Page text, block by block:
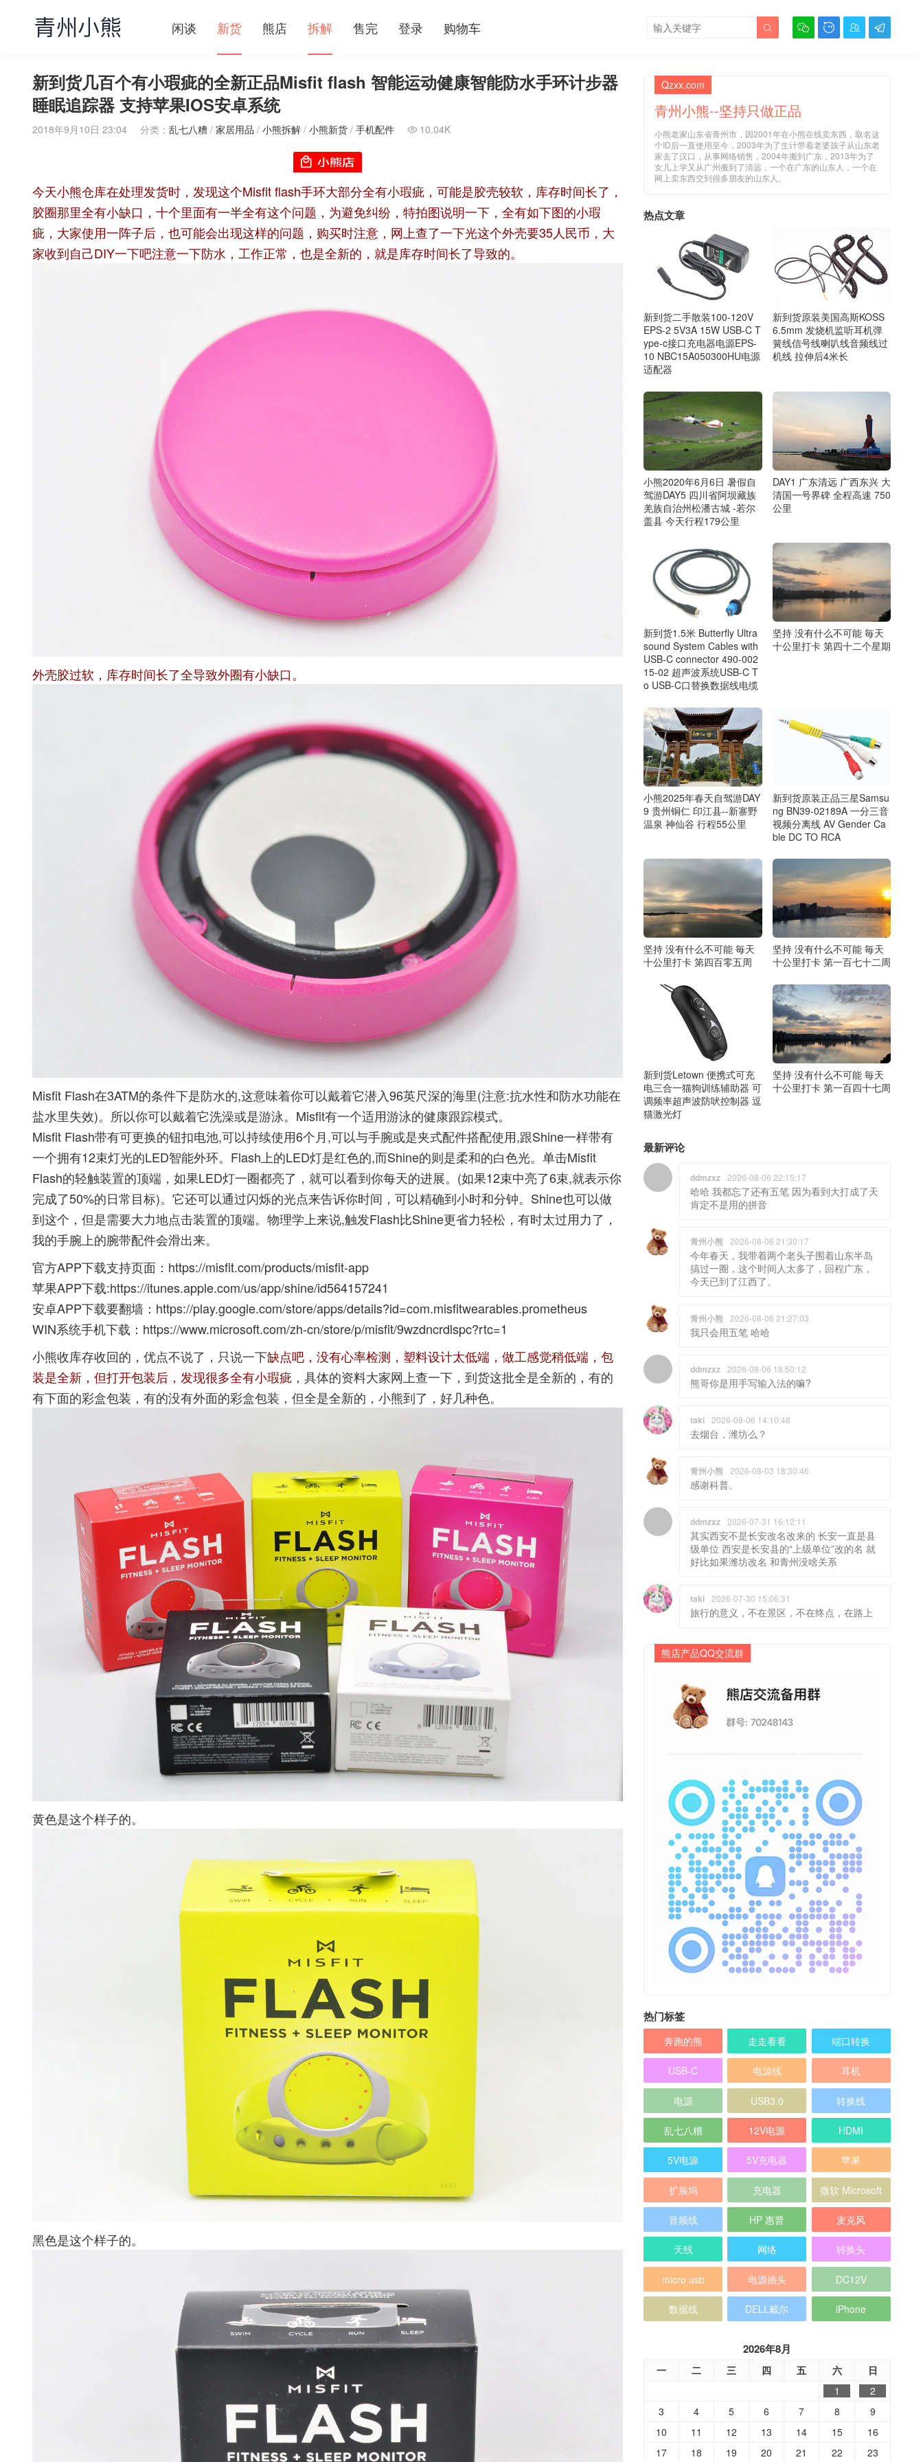
闲谈 新货 熊店 拆解 售完 登录 购物车    

新到货几百个有小瑕疵的全新正品Misfit flash 智能运动健康智能防水手环计步器
睡眠追踪器 支持苹果IOS安卓系统
2018年9月10日 23:04 分类： 乱七八糟 / 家居用品 / 小熊拆解 / 小熊新货 / 手机配件  10.04K
今天小熊仓库在处理发货时，发现这个Misfit flash手环大部分全有小瑕疵，可能是胶壳较软，库存时间长了，
胶圈那里全有小缺口，十个里面有一半全有这个问题，为避免纠纷，特拍图说明一下，全有如下图的小瑕
疵，大家使用一阵子后，也可能会出现这样的问题，购买时注意，网上查了一下光这个外壳要35人民币，大
家收到自己DIY一下吧注意一下防水，工作正常，也是全新的，就是库存时间长了导致的。
外壳胶过软，库存时间长了全导致外圈有小缺口。
Misfit Flash在3ATM的条件下是防水的,这意味着你可以戴着它潜入96英尺深的海里(注意:抗水性和防水功能在
盐水里失效)。所以你可以戴着它洗澡或是游泳。Misfit有一个适用游泳的健康跟踪模式。
Misfit Flash带有可更换的钮扣电池,可以持续使用6个月,可以与手腕或是夹式配件搭配使用,跟Shine一样带有
一个拥有12束灯光的LED智能外环。Flash上的LED灯是红色的,而Shine的则是柔和的白色光。单击Misfit
Flash的轻触装置的顶端，如果LED灯一圈都亮了，就可以看到你每天的进展。(如果12束中亮了6束,就表示你
完成了50%的日常目标)。它还可以通过闪烁的光点来告诉你时间，可以精确到小时和分钟。Shine也可以做
到这个，但是需要大力地点击装置的顶端。物理学上来说,触发Flash比Shine更省力轻松，有时太过用力了，
我的手腕上的腕带配件会滑出来。
官方APP下载支持页面： https://misfit.com/products/misfit-app
苹果APP下载:https://itunes.apple.com/us/app/shine/id564157241
安卓APP下载要翻墙： https://play.google.com/store/apps/details?id=com.misfitwearables.prometheus
WIN系统手机下载： https://www.microsoft.com/zh-cn/store/p/misfit/9wzdncrdlspc?rtc=1
小熊收库存收回的，优点不说了，只说一下缺点吧，没有心率检测，塑料设计太低端，做工感觉稍低端，包
装是全新，但打开包装后，发现很多全有小瑕疵 ，具体的资料大家网上查一下，到货这批全是全新的，有的
有下面的彩盒包装，有的没有外面的彩盒包装，但全是全新的，小熊到了，好几种色。
黄色是这个样子的。
黑色是这个样子的。
Qzxx.com
青州小熊--坚持只做正品
小熊老家山东省青州市，因2001年在小熊在线卖东西，取名这
个ID后一直使用至今，2003年为了生计带着老婆孩子从山东老
家去了汉口，从事网络销售，2004年搬到广东，2013年为了
女儿上学又从广州搬到了清远，一个在广东的山东人，一个在
网上卖东西交到很多朋友的山东人。
热点文章
新到货二手散装100-120V
EPS-2 5V3A 15W USB-C T
ype-c接口充电器电源EPS-
10 NBC15A050300HU电源
适配器
新到货原装美国高斯KOSS
6.5mm 发烧机监听耳机弹
簧线信号线喇叭线音频线过
机线 拉伸后4米长
小熊2020年6月6日 暑假自
驾游DAY5 四川省阿坝藏族
羌族自治州松潘古城 -若尔
盖县 今天行程179公里
DAY1 广东清远 广西东兴 大
清国一号界碑 全程高速 750
公里
新到货1.5米 Butterfly Ultra
sound System Cables with
USB-C connector 490-002
15-02 超声波系统USB-C T
o USB-C口替换数据线电缆
坚持 没有什么不可能 毎天
十公里打卡 第四十二个星期
小熊2025年春天自驾游DAY
9 贵州铜仁 印江县--新寨野
温泉 神仙谷 行程55公里
新到货原装正品三星Samsu
ng BN39-02189A 一分三音
视频分离线 AV Gender Ca
ble DC TO RCA
坚持 没有什么不可能 毎天
十公里打卡 第四百零五周
坚持 没有什么不可能 毎天
十公里打卡 第一百七十二周
新到货Letown 便携式可充
电三合一猫狗训练辅助器 可
调频率超声波防吠控制器 逗
猫激光灯
坚持 没有什么不可能 毎天
十公里打卡 第一百四十七周
最新评论
ddmzxz 2026-08-06 22:15:17
哈哈 我都忘了还有五笔 因为看到大打成了天
肯定不是用的拼音
青州小熊 2026-08-06 21:30:17
今年春天，我带着两个老头子围着山东半岛
搞过一圈，这个时间人太多了，回程广东，
今天已到了江西了。
青州小熊 2026-08-06 21:27:03
我只会用五笔 哈哈
ddmzxz 2026-08-06 18:50:12
熊哥你是用手写输入法的嘛?
taki 2026-08-06 14:10:48
去烟台，潍坊么？
青州小熊 2026-08-03 18:30:46
感谢科普。
ddmzxz 2026-07-31 16:12:11
其实西安不是长安改名改来的 长安一直是县
级单位 西安是长安县的“上级单位”改的名 就
好比如果潍坊改名 和青州没啥关系
taki 2026-07-30 15:06:31
旅行的意义，不在景区，不在终点，在路上
熊店产品QQ交流群
热门标签
奔跑的熊 走走看看 端口转换
USB-C 电源线 耳机
电源 USB3.0 转换线
乱七八糟 12V电源 HDMI
5V电源 5V充电器 苹果
扩展坞 充电器 微软 Microsoft
音频线 HP 惠普 麦克风
天线 网络 转换头
micro usb 电源插头 DC12V
数据线 DELL戴尔 iPhone
2026年8月
一 二 三 四 五 六
日
1
2
3
4 5 6 7 8
9
10
11 12 13 14 15
16
17
18 19 20 21 22 23